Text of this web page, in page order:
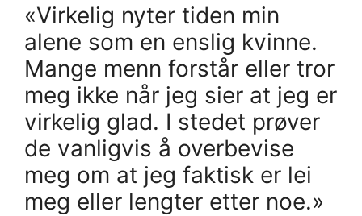
«Virkelig nyter tiden min
alene som en enslig kvinne.
Mange menn forstår eller tror
meg ikke når jeg sier at jeg er
virkelig glad. I stedet prøver
de vanligvis å overbevise
meg om at jeg faktisk er lei
meg eller lengter etter noe.»